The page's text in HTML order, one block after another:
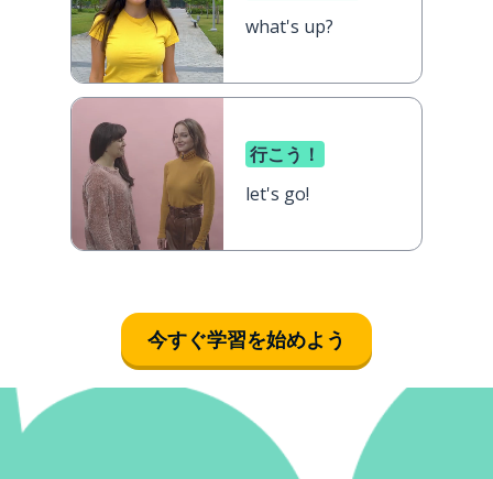
what's up?
行こう！
let's go!
今すぐ学習を始めよう